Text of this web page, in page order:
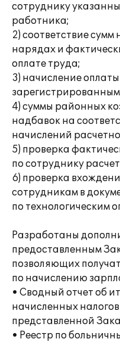
сотруднику
работника;
2) соответствие
нарядах и
оплате труда;
3) начисление
4) суммы районных
надбавок на
начислений
5) проверка
по сотруднику
6) проверка
сотрудникам в
по технологическим
Разработаны
предоставленным
позволяющих
по начислению
• Сводный отчет об
начисленных
представленной
• Реестр по